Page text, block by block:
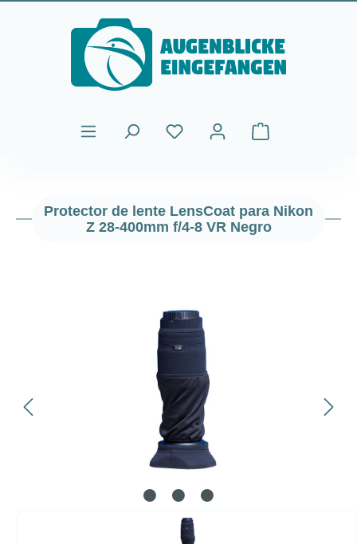
Saltar al contenido principal
El carrito de
Protector de lente LensCoat para Nikon
Z 28-400mm f/4-8 VR Negro